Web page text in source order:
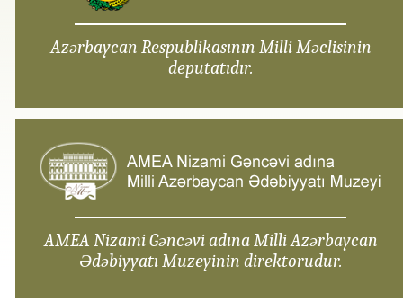
Azərbaycan Respublikasının Milli Məclisinin
deputatıdır.
AMEA Nizami Gəncəvi adına Milli Azərbaycan
Ədəbiyyatı Muzeyinin direktorudur.